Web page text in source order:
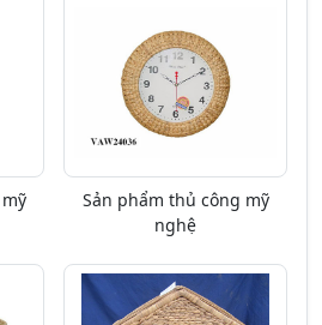
Sản phẩm thủ công mỹ
nghệ